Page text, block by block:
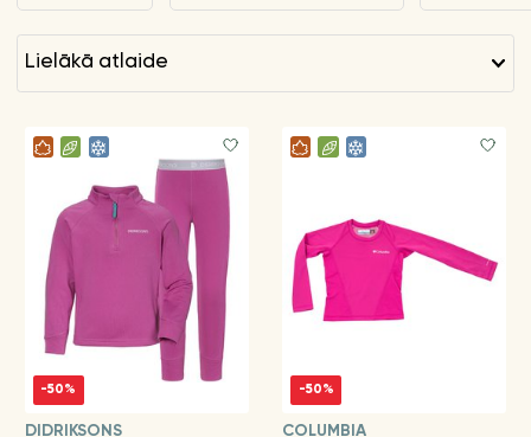
lielākā atlaide
-50%
DIDRIKSONS
-50%
COLUMBIA